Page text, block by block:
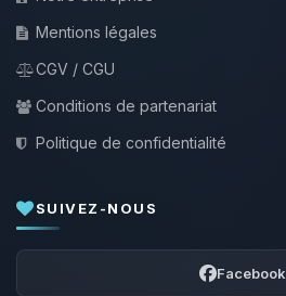
Mentions légales
CGV / CGU
Conditions de partenariat
Politique de confidentialité
SUIVEZ-NOUS
Facebook